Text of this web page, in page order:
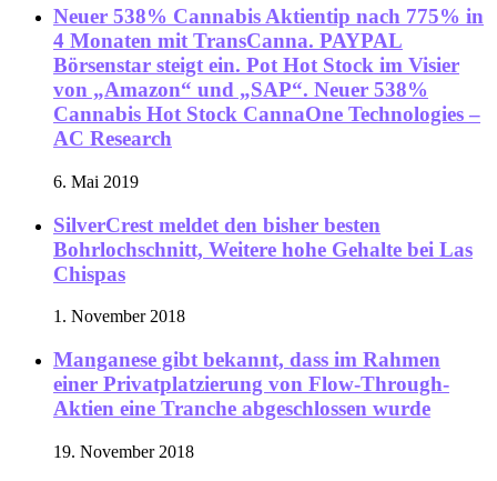
Neuer 538% Cannabis Aktientip nach 775% in
4 Monaten mit TransCanna. PAYPAL
Börsenstar steigt ein. Pot Hot Stock im Visier
von „Amazon“ und „SAP“. Neuer 538%
Cannabis Hot Stock CannaOne Technologies –
AC Research
6. Mai 2019
SilverCrest meldet den bisher besten
Bohrlochschnitt, Weitere hohe Gehalte bei Las
Chispas
1. November 2018
Manganese gibt bekannt, dass im Rahmen
einer Privatplatzierung von Flow-Through-
Aktien eine Tranche abgeschlossen wurde
19. November 2018